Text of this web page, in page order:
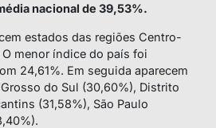
nacional de 39,53%.
estados das regiões Centro-
O menor índice do país foi
24,61%. Em seguida aparecem
do Sul (30,60%), Distrito
(31,58%), São Paulo